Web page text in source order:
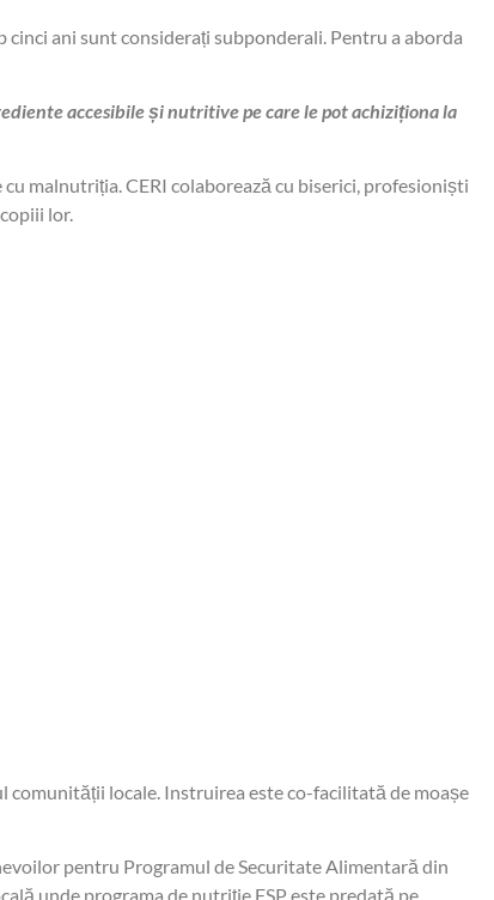
ani sunt considerați subponderali. Pentru a aborda
accesibile și nutritive pe care le pot achiziționa la
malnutriția. CERI colaborează cu biserici, profesioniști
lor.
comunității locale. Instruirea este co-facilitată de moașe
pentru Programul de Securitate Alimentară din
unde programa de nutriție FSP este predată pe